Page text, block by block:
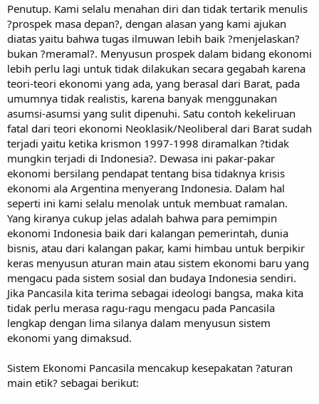
Penutup. Kami selalu menahan diri dan tidak tertarik menulis
?prospek masa depan?, dengan alasan yang kami ajukan
diatas yaitu bahwa tugas ilmuwan lebih baik ?menjelaskan?
bukan ?meramal?. Menyusun prospek dalam bidang ekonomi
lebih perlu lagi untuk tidak dilakukan secara gegabah karena
teori-teori ekonomi yang ada, yang berasal dari Barat, pada
umumnya tidak realistis, karena banyak menggunakan
asumsi-asumsi yang sulit dipenuhi. Satu contoh kekeliruan
fatal dari teori ekonomi Neoklasik/Neoliberal dari Barat sudah
terjadi yaitu ketika krismon 1997-1998 diramalkan ?tidak
mungkin terjadi di Indonesia?. Dewasa ini pakar-pakar
ekonomi bersilang pendapat tentang bisa tidaknya krisis
ekonomi ala Argentina menyerang Indonesia. Dalam hal
seperti ini kami selalu menolak untuk membuat ramalan.
Yang kiranya cukup jelas adalah bahwa para pemimpin
ekonomi Indonesia baik dari kalangan pemerintah, dunia
bisnis, atau dari kalangan pakar, kami himbau untuk berpikir
keras menyusun aturan main atau sistem ekonomi baru yang
mengacu pada sistem sosial dan budaya Indonesia sendiri.
Jika Pancasila kita terima sebagai ideologi bangsa, maka kita
tidak perlu merasa ragu-ragu mengacu pada Pancasila
lengkap dengan lima silanya dalam menyusun sistem
ekonomi yang dimaksud.
Sistem Ekonomi Pancasila mencakup kesepakatan ?aturan
main etik? sebagai berikut: